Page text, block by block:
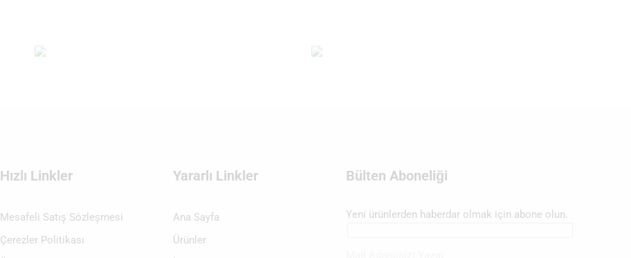
Hızlı Linkler
Mesafeli Satış Sözleşmesi
Çerezler Politikası
Yararlı Linkler
Ana Sayfa
Ürünler
Bülten Aboneliği
Yeni ürünlerden haberdar olmak için abone olun.